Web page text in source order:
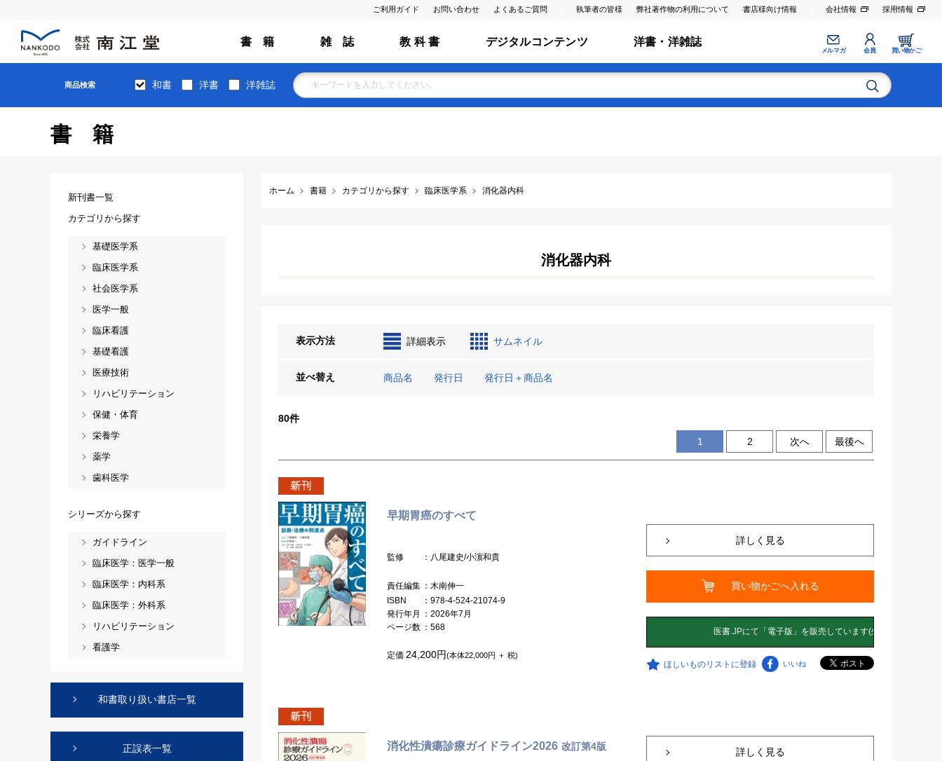
ご利用ガイド お問い合わせ よくあるご質問 執筆者の皆様 弊社著作物の利用について 書店様向け情報 会社情報 採用情報
書 籍 雑 誌 教 科 書 デジタルコンテンツ 洋書・洋雑誌
メルマガ 会員 買い物かご
商品検索 和書 洋書 洋雑誌
書籍
ホーム 書籍 カテゴリから探す 臨床医学系 消化器内科
消化器内科
表示方法 詳細表示 サムネイル
並べ替え 商品名 発行日 発行日＋商品名
80件
1 2 次へ 最後へ
早期胃癌のすべて
監修 ：八尾建史/小濵和貴
責任編集 ：木南伸一
ISBN
：978-4-524-21074-9
発行年月
：2026年7月
ページ数 ：568
定価 24,200円(本体22,000円 ＋ 税)
詳しく見る
買い物かごへ入れる
ほしいものリストに登録 いいね
消化性潰瘍診療ガイドライン2026 改訂第4版 詳しく見る
新刊書一覧
カテゴリから探す
基礎医学系
臨床医学系
社会医学系
医学一般
臨床看護
基礎看護
医療技術
リハビリテーション
保健・体育
栄養学
薬学
歯科医学
シリーズから探す
ガイドライン
臨床医学：医学一般
臨床医学：内科系
臨床医学：外科系
リハビリテーション
看護学
和書取り扱い書店一覧
正誤表一覧